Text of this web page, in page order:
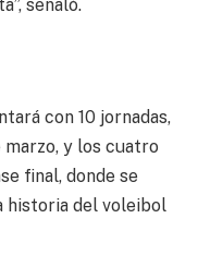
señaló.
con 10 jornadas,
y los cuatro
final, donde se
historia del voleibol